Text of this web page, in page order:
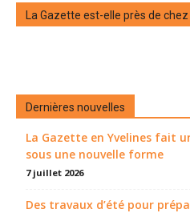
La Gazette est-elle près de chez
Dernières nouvelles
La Gazette en Yvelines fait
sous une nouvelle forme
7 juillet 2026
Des travaux d’été pour